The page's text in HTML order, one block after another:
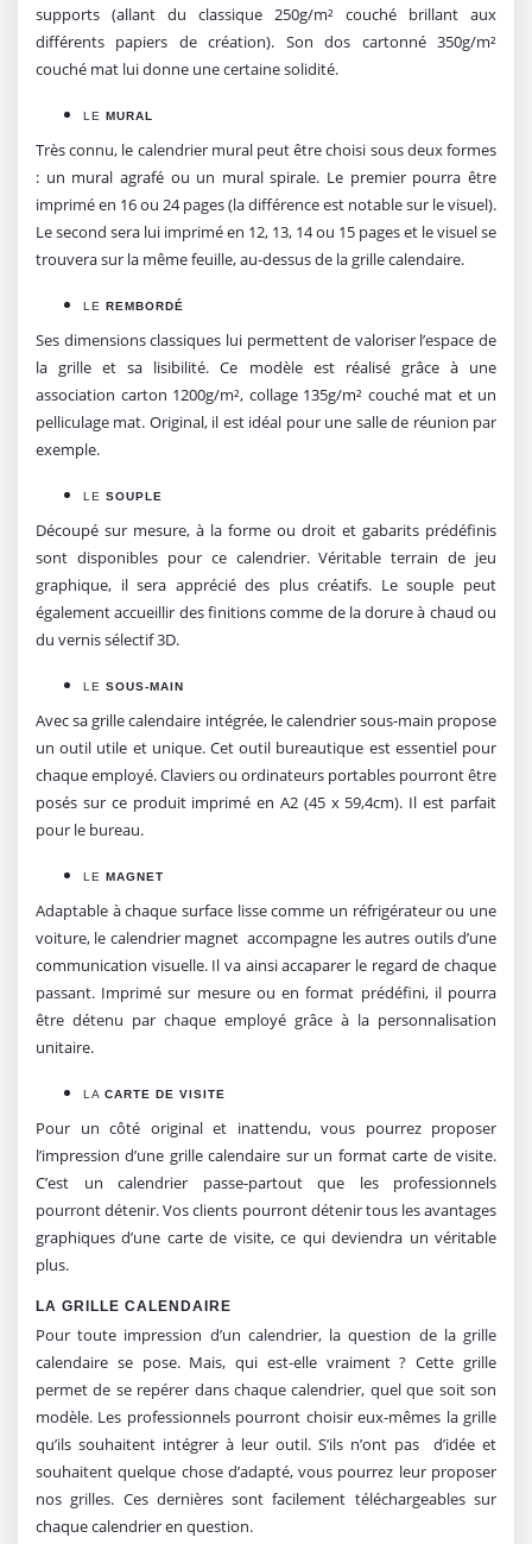
supports (allant du classique 250g/m² couché brillant aux
différents papiers de création). Son dos cartonné 350g/m²
couché mat lui donne une certaine solidité.
LE MURAL
Très connu, le calendrier mural peut être choisi sous deux formes
: un mural agrafé ou un mural spirale. Le premier pourra être
imprimé en 16 ou 24 pages (la différence est notable sur le visuel).
Le second sera lui imprimé en 12, 13, 14 ou 15 pages et le visuel se
trouvera sur la même feuille, au-dessus de la grille calendaire.
LE REMBORDÉ
Ses dimensions classiques lui permettent de valoriser l’espace de
la grille et sa lisibilité. Ce modèle est réalisé grâce à une
association carton 1200g/m², collage 135g/m² couché mat et un
pelliculage mat. Original, il est idéal pour une salle de réunion par
exemple.
LE SOUPLE
Découpé sur mesure, à la forme ou droit et gabarits prédéfinis
sont disponibles pour ce calendrier. Véritable terrain de jeu
graphique, il sera apprécié des plus créatifs. Le souple peut
également accueillir des finitions comme de la dorure à chaud ou
du vernis sélectif 3D.
LE SOUS-MAIN
Avec sa grille calendaire intégrée, le calendrier sous-main propose
un outil utile et unique. Cet outil bureautique est essentiel pour
chaque employé. Claviers ou ordinateurs portables pourront être
posés sur ce produit imprimé en A2 (45 x 59,4cm). Il est parfait
pour le bureau.
LE MAGNET
Adaptable à chaque surface lisse comme un réfrigérateur ou une
voiture, le calendrier magnet accompagne les autres outils d’une
communication visuelle. Il va ainsi accaparer le regard de chaque
passant. Imprimé sur mesure ou en format prédéfini, il pourra
être détenu par chaque employé grâce à la personnalisation
unitaire.
LA CARTE DE VISITE
Pour un côté original et inattendu, vous pourrez proposer
l’impression d’une grille calendaire sur un format carte de visite.
C’est un calendrier passe-partout que les professionnels
pourront détenir. Vos clients pourront détenir tous les avantages
graphiques d’une carte de visite, ce qui deviendra un véritable
plus.
LA GRILLE CALENDAIRE
Pour toute impression d’un calendrier, la question de la grille
calendaire se pose. Mais, qui est-elle vraiment ? Cette grille
permet de se repérer dans chaque calendrier, quel que soit son
modèle. Les professionnels pourront choisir eux-mêmes la grille
qu’ils souhaitent intégrer à leur outil. S’ils n’ont pas d’idée et
souhaitent quelque chose d’adapté, vous pourrez leur proposer
nos grilles. Ces dernières sont facilement téléchargeables sur
chaque calendrier en question.